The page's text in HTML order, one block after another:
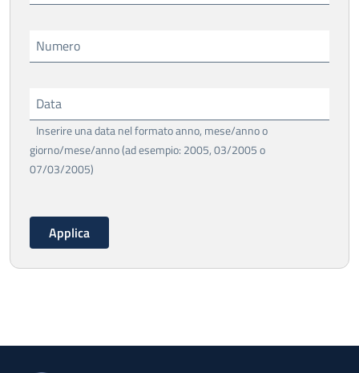
Numero
Data
Inserire una data nel formato anno, mese/anno o
giorno/mese/anno (ad esempio: 2005, 03/2005 o
07/03/2005)